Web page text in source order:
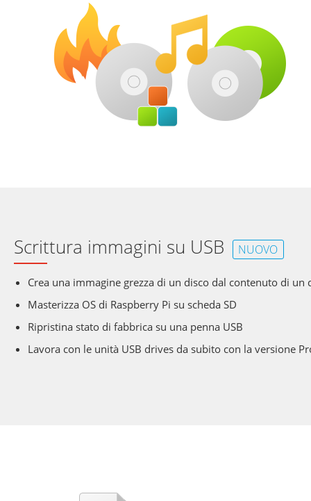
Scrittura immagini su USB NUOVO
Crea una immagine grezza di un disco dal contenuto di un
Masterizza OS di Raspberry Pi su scheda SD
Ripristina stato di fabbrica su una penna USB
Lavora con le unità USB drives da subito con la versione